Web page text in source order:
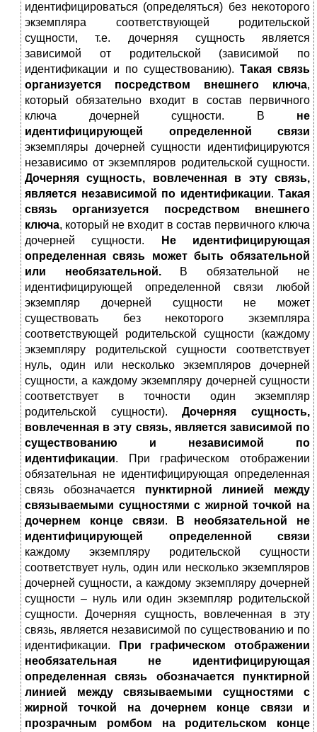
идентифицироваться (определяться) без некоторого
экземпляра соответствующей родительской
сущности, т.е. дочерняя сущность является
зависимой от родительской (зависимой по
идентификации и по существованию). Такая связь
организуется посредством внешнего ключа,
который обязательно входит в состав первичного
ключа дочерней сущности. В не
идентифицирующей определенной связи
экземпляры дочерней сущности идентифицируются
независимо от экземпляров родительской сущности.
Дочерняя сущность, вовлеченная в эту связь,
является независимой по идентификации. Такая
связь организуется посредством внешнего
ключа, который не входит в состав первичного ключа
дочерней сущности.
Не идентифицирующая
определенная связь может быть обязательной
или необязательной.
В обязательной не
идентифицирующей определенной связи любой
экземпляр дочерней сущности не может
существовать без некоторого экземпляра
соответствующей родительской сущности (каждому
экземпляру родительской сущности соответствует
нуль, один или несколько экземпляров дочерней
сущности, а каждому экземпляру дочерней сущности
соответствует в точности один экземпляр
родительской сущности).Дочерняя сущность,
вовлеченная в эту связь, является зависимой по
существованию и независимой по
идентификации. При графическом отображении
обязательная не идентифицирующая определенная
связь обозначается пунктирной линией между
связываемыми сущностями с жирной точкой на
дочернем конце связи.
В необязательной не
идентифицирующей определенной связи
каждому экземпляру родительской сущности
соответствует нуль, один или несколько экземпляров
дочерней сущности, а каждому экземпляру дочерней
сущности – нуль или один экземпляр родительской
сущности. Дочерняя сущность, вовлеченная в эту
связь, является независимой по существованию и по
идентификации. При графическом отображении
необязательная не идентифицирующая
определенная связь обозначается пунктирной
линией между связываемыми сущностями с
жирной точкой на дочернем конце связи и
прозрачным ромбом на родительском конце